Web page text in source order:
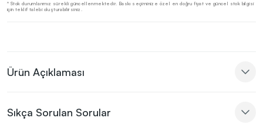
* Stok durumlarımız sürekli güncellenmektedir. Baskı seçiminize özel en doğru fiyat ve güncel stok bilgisi
için teklif talebi oluşturabilirsiniz.
Ürün Açıklaması
Sıkça Sorulan Sorular